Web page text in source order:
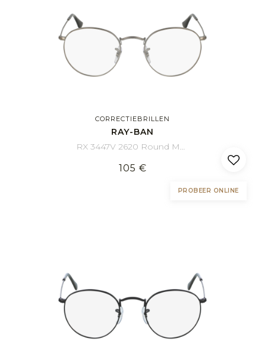
CORRECTIEBRILLEN
RAY-BAN
RX 3447V 2620 Round Metal 50/21
105 €
PROBEER ONLINE